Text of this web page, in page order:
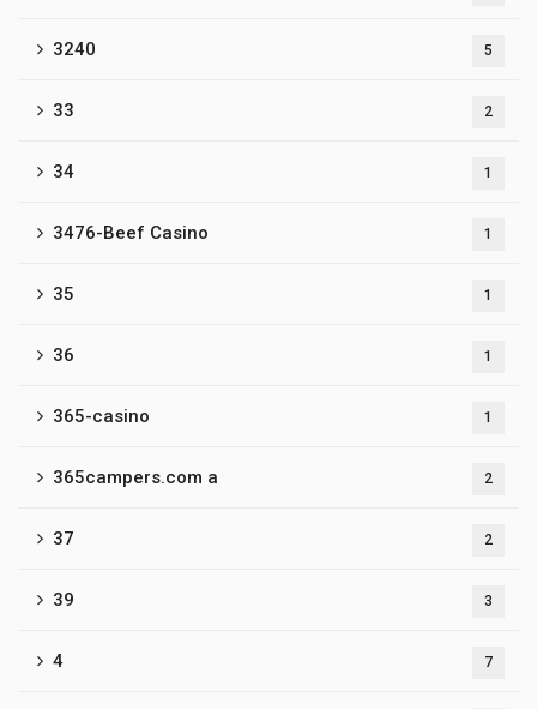
3240 5
33 2
34 1
3476-Beef Casino 1
35 1
36 1
365-casino 1
365campers.com a 2
37 2
39 3
4 7